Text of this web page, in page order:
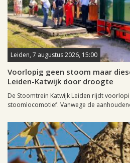
Leiden, 7 augustus 2026, 15:00
Voorlopig geen stoom maar
Leiden-Katwijk door droogte
De Stoomtrein Katwijk Leiden rijdt
stoomlocomotief. Vanwege de